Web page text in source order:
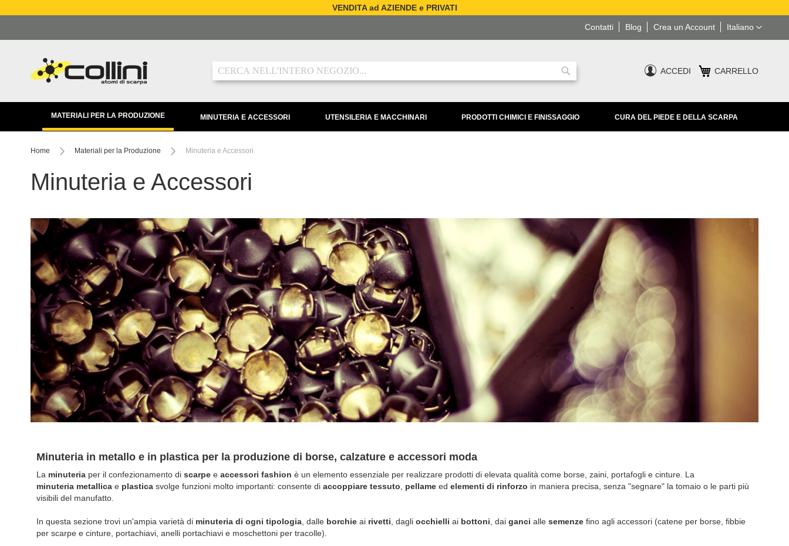
VENDITA ad AZIENDE e PRIVATI
al
Lingua
Italiano
Blog Crea un Account
Contatti
Ricerca Ricerca
ACCEDI CARRELLO
MATERIALI PER LA PRODUZIONE MINUTERIA E ACCESSORI UTENSILERIA E MACCHINARI PRODOTTI CHIMICI E FINISSAGGIO CURA DEL PIEDE E DELLA SCARPA
Home Materiali per la Produzione Minuteria e Accessori
Minuteria e Accessori
Minuteria in metallo e in plastica per la produzione di borse, calzature e accessori moda
La minuteria per il confezionamento di scarpe e accessori fashion è un elemento essenziale per realizzare prodotti di elevata qualità come borse, zaini, portafogli e cinture. La
minuteria metallica e plastica svolge funzioni molto importanti: consente di accoppiare tessuto, pellame ed elementi di rinforzo in maniera precisa, senza "segnare" la tomaio o le parti più
visibili del manufatto.
In questa sezione trovi un'ampia varietà di minuteria di ogni tipologia, dalle borchie ai rivetti, dagli occhielli ai bottoni, dai ganci alle semenze fino agli accessori (catene per borse, fibbie
per scarpe e cinture, portachiavi, anelli portachiavi e moschettoni per tracolle).